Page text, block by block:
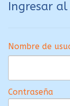
Ingresar al
Nombre de
Contraseña